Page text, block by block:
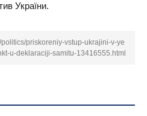
України.
politics/priskoreniy-vstup-ukrajini-v-ye
u-deklaraciji-samitu-13416555.html